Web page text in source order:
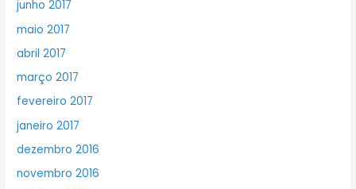
junho 2017
maio 2017
abril 2017
março 2017
fevereiro 2017
janeiro 2017
dezembro 2016
novembro 2016